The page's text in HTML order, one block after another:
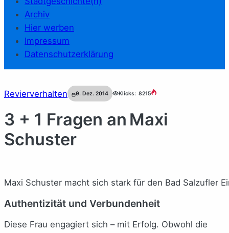
Archiv
Hier werben
Impressum
Datenschutzerklärung
Revierverhalten 9. Dez. 2014 Klicks: 8215
3 + 1 Fragen an Maxi
Schuster
Maxi Schuster macht sich stark für den Bad Salzufler
Authentizität und Verbundenheit
Diese Frau engagiert sich – mit Erfolg. Obwohl die